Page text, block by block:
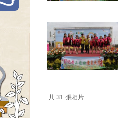
共 31 張相片